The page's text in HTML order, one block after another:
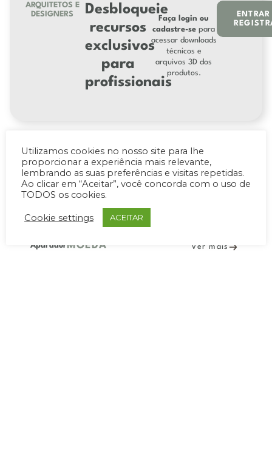
ARQUITETOS E
DESIGNERS
Desbloqueie
recursos
exclusivos
para
profissionais
Faça login ou
cadastre-se para
acessar downloads
técnicos e
arquivos 3D dos
produtos.
PRODUTOS RELACIONADOS
Aparador MOEDA Ver mais
Utilizamos cookies no nosso site para lhe
proporcionar a experiência mais relevante,
lembrando as suas preferências e visitas repetidas.
Ao clicar em “Aceitar”, você concorda com o uso de
TODOS os cookies.
Cookie settings ACEITAR